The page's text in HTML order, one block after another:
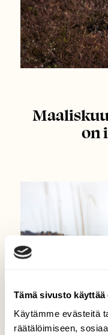
Tämä sivusto käyttää
Käytämme evästeitä
räätälöimiseen,
on